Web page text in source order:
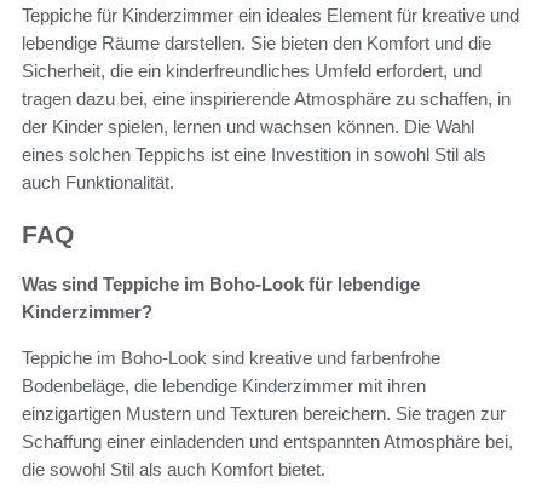
Teppiche für Kinderzimmer ein ideales Element für kreative und
lebendige Räume darstellen. Sie bieten den Komfort und die
Sicherheit, die ein kinderfreundliches Umfeld erfordert, und
tragen dazu bei, eine inspirierende Atmosphäre zu schaffen, in
der Kinder spielen, lernen und wachsen können. Die Wahl
eines solchen Teppichs ist eine Investition in sowohl Stil als
auch Funktionalität.
FAQ
Was sind Teppiche im Boho-Look für lebendige
Kinderzimmer?
Teppiche im Boho-Look sind kreative und farbenfrohe
Bodenbeläge, die lebendige Kinderzimmer mit ihren
einzigartigen Mustern und Texturen bereichern. Sie tragen zur
Schaffung einer einladenden und entspannten Atmosphäre bei,
die sowohl Stil als auch Komfort bietet.